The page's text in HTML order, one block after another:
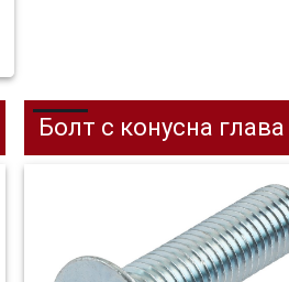
Болт с конусна глава